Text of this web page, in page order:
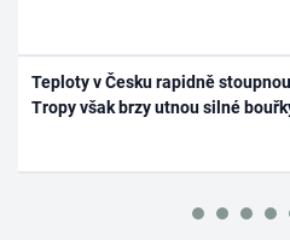
Teploty v Česku rapidně
Tropy však brzy utnou silné